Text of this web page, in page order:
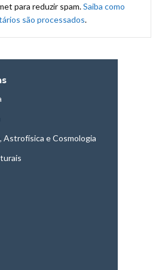
para reduzir spam.Saiba como
são processados.
Astrofísica e Cosmologia